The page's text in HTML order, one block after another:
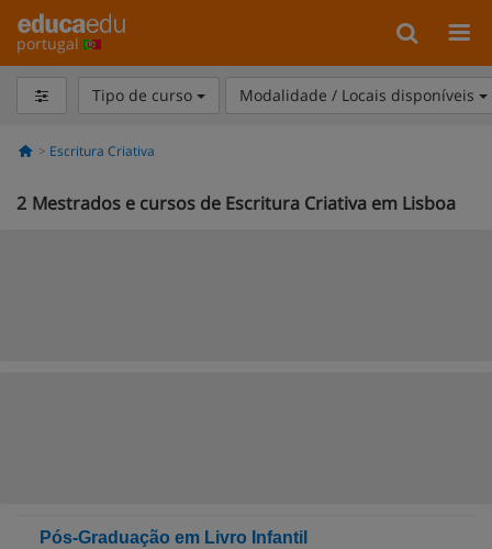
portugal
Tipo de curso Modalidade / Locais disponíveis
Escritura Criativa
2 Mestrados e cursos de Escritura Criativa em Lisboa
Pós-Graduação em Livro Infantil